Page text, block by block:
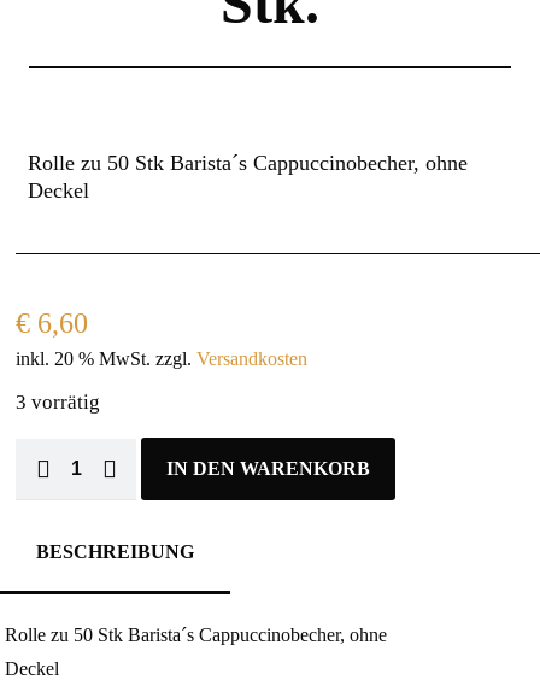
Rolle zu 50 Stk Barista´s Cappuccinobecher, ohne
Deckel
€ 6,60
inkl. 20 % MwSt. zzgl.Versandkosten
3 vorrätig
IN DEN WARENKORB
BESCHREIBUNG
Rolle zu 50 Stk Barista´s Cappuccinobecher, ohne
Deckel